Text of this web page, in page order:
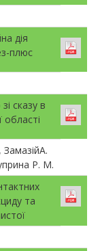
дія
плюс
сказу в
Р. М.
та